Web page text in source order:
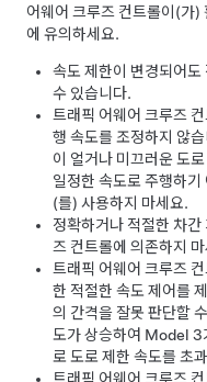
어웨어 크루즈 컨트롤이(가)
에 유의하세요.
속도 제한이 변경되어도
수 있습니다.
트래픽 어웨어 크루즈
행 속도를 조정하지 않
이 얼거나 미끄러운 도
일정한 속도로 주행하기
(를) 사용하지 마세요.
정확하거나 적절한 차
즈 컨트롤에 의존하지
트래픽 어웨어 크루즈
한 적절한 속도 제어를
의 간격을 잘못 판단할
도가 상승하여 Model 3
로 도로 제한 속도를 초